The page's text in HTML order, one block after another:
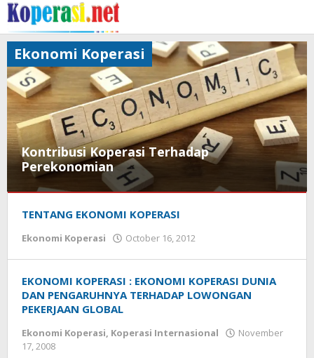
Skip
to
content
Kontribusi Koperasi Terhadap
Perekonomian
Koperasi
October
Gusbud
Ekonomi Koperasi
TENTANG EKONOMI KOPERASI
Ekonomi Koperasi October 16, 2012
EKONOMI KOPERASI : EKONOMI KOPERASI DUNIA
DAN PENGARUHNYA TERHADAP LOWONGAN
PEKERJAAN GLOBAL
Ekonomi Koperasi, Koperasi Internasional
November
17, 2008